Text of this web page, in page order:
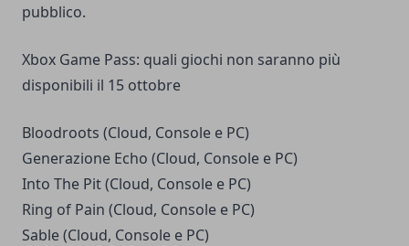
pubblico.
Xbox Game Pass: quali giochi non saranno più
disponibili il 15 ottobre
Bloodroots (Cloud, Console e PC)
Generazione Echo (Cloud, Console e PC)
Into The Pit (Cloud, Console e PC)
Ring of Pain (Cloud, Console e PC)
Sable (Cloud, Console e PC)